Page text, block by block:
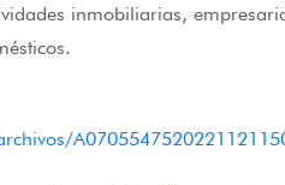
inmobiliarias,